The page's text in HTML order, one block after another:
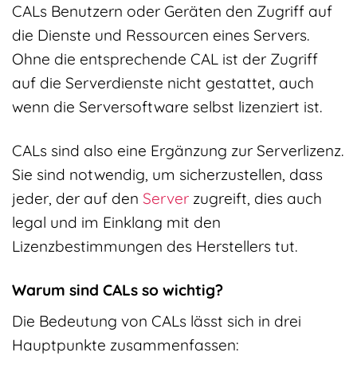
CALs Benutzern oder Geräten den Zugriff auf
die Dienste und Ressourcen eines Servers.
Ohne die entsprechende CAL ist der Zugriff
auf die Serverdienste nicht gestattet, auch
wenn die Serversoftware selbst lizenziert ist.
CALs sind also eine Ergänzung zur Serverlizenz.
Sie sind notwendig, um sicherzustellen, dass
jeder, der auf den Server zugreift, dies auch
legal und im Einklang mit den
Lizenzbestimmungen des Herstellers tut.
Warum sind CALs so wichtig?
Die Bedeutung von CALs lässt sich in drei
Hauptpunkte zusammenfassen: